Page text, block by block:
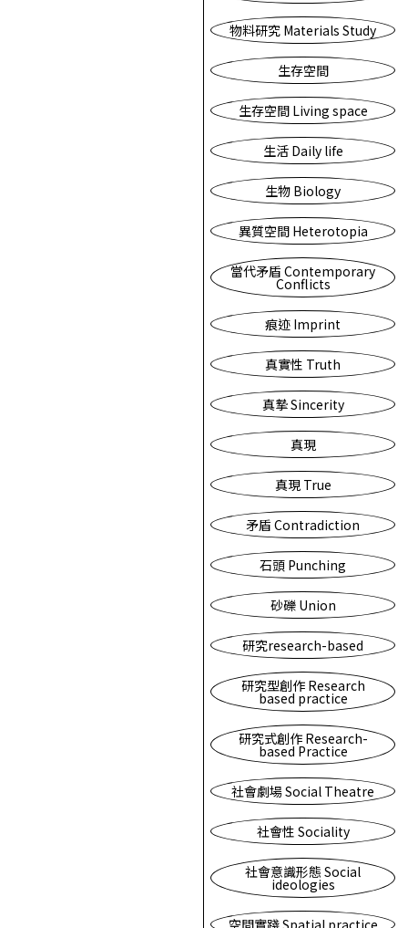
物料研究 Materials Study
生存空間
生存空間 Living space
生活 Daily life
生物 Biology
異質空間 Heterotopia
當代矛盾 Contemporary
Conflicts
痕迹 Imprint
真實性 Truth
真摯 Sincerity
真現
真現 True
矛盾 Contradiction
石頭 Punching
砂礫 Union
研究research-based
研究型創作 Research
based practice
研究式創作 Research-
based Practice
社會劇場 Social Theatre
社會性 Sociality
社會意識形態 Social
ideologies
空間實踐 Spatial practice